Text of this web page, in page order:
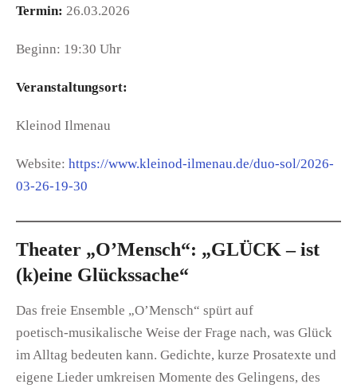
Termin: 26.03.2026
Beginn: 19:30 Uhr
Veranstaltungsort:
Kleinod Ilmenau
Website: https://www.kleinod-ilmenau.de/duo-sol/2026-
03-26-19-30
Theater „O’Mensch“: „GLÜCK – ist
(k)eine Glückssache“
Das freie Ensemble „O’Mensch“ spürt auf
poetisch‑musikalische Weise der Frage nach, was Glück
im Alltag bedeuten kann. Gedichte, kurze Prosatexte und
eigene Lieder umkreisen Momente des Gelingens, des